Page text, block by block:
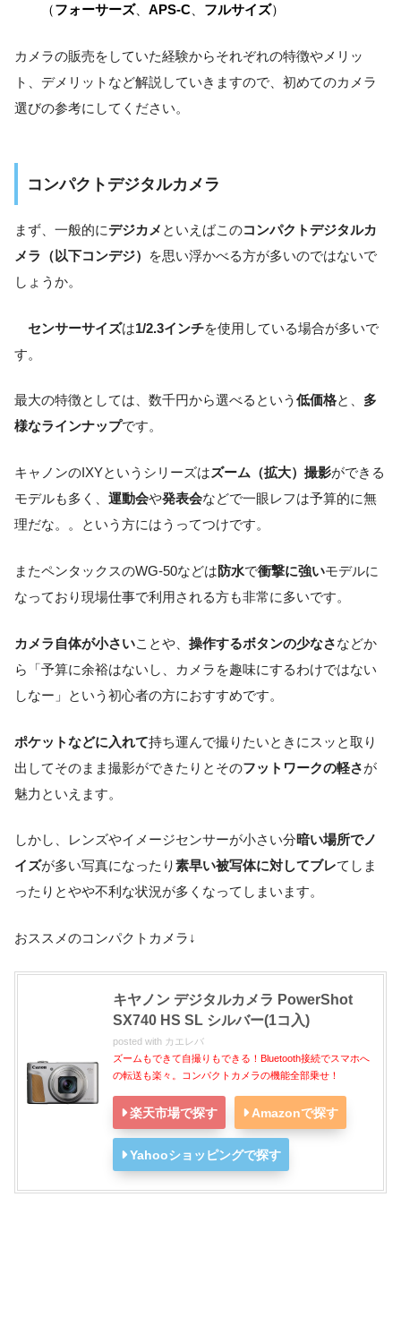
（フォーサーズ、 APS-C フルサイズ）
カメラの販売をしていた経験からそれぞれの特徴やメリッ
ト、デメリットなど解説していきますので、初めてのカメラ
選びの参考にしてください。
コンパクトデジタルカメラ
まず、一般的にデジカメ といえばこのコンパクトデジタルカ
メラ（以下コンデジ）
を思い浮かべる方が多いのではないで
しょうか。
センサーサイズは1/2.3インチを使用している場合が多いで
す。
最大の特徴としては、数千円から選べるという 低価格と、 多
様なラインナップです。
キャノンのIXYというシリーズはズーム（拡大）撮影ができる
モデルも多く、 運動会や発表会などで一眼レフは予算的に無
理だな。。という方にはうってつけです。
またペンタックスのWG-50などは防水で衝撃に強いモデルに
なっており現場仕事で利用される方も非常に多いです。
カメラ自体が小さいことや、 操作するボタンの少なさなどか
ら「予算に余裕はないし、カメラを趣味にするわけではない
しなー」という初心者の方におすすめです。
ポケットなどに入れて持ち運んで撮りたいときにスッと取り
出してそのまま撮影ができたりとそのフットワークの軽さが
魅力といえます。
しかし、レンズやイメージセンサーが小さい分暗い場所でノ
イズが多い写真になったり素早い被写体に対してブレてしま
ったりとやや不利な状況が多くなってしまいます。
おススメのコンパクトカメラ↓
キヤノン デジタルカメラ PowerShot
SX740 HS SL シルバー(1コ入)
posted with カエレバ
ズームもできて自撮りもできる！Bluetooth接続でスマホへ
の転送も楽々。コンパクトカメラの機能全部乗せ！
楽天市場で探す Amazonで探す
Yahooショッピングで探す